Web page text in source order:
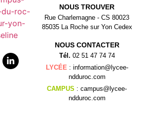
NOUS TROUVER
Rue Charlemagne - CS 80023
85035 La Roche sur Yon Cedex
NOUS CONTACTER
Tél. 02 51 47 74 74
LYCÉE: information@lycee-
ndduroc.com
CAMPUS : campus@lycee-
ndduroc.com